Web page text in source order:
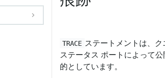
TRACE ステートメントは、
ステータス ポートによって
的としています。